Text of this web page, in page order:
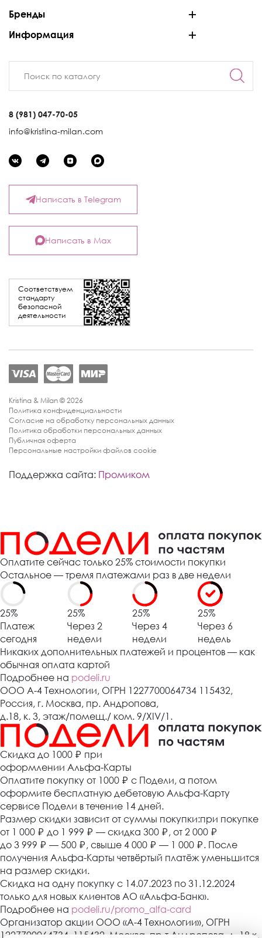
Бренды
Информация
8 (981) 047-70-05
info@kristina-milan.com
Соответствуем
стандарту
безопасной
деятельности
Написать в Telegram
Написать в Max
Kristina & Milan © 2026
Политика конфиденциальности
Согласие на обработку персональных данных
Политика обработки персональных данных
Публичная оферта
Персональные настройки файлов cookie
Поддержка сайта: Промиком
Оплатите сейчас только 25% стоимости покупки
Остальное — тремя платежами раз в две недели
25%
Платеж
сегодня
25%
Через 2
недели
25%
Через 4
недели
25%
Через 6
недель
Никаких дополнительных платежей и процентов — как
обычная оплата картой
Подробнее на podeli.ru
ООО А-4 Технологии, ОГРН 1227700064734 115432,
Россия, г. Москва, пр. Андропова,
д.18, к. 3, этаж/помещ./ ком. 9/XIV/1.
Cкидка до 1000 ₽ при
оформлении Альфа-Карты
Оплатите покупку от 1000 ₽ с Подели, а потом
оформите бесплатную дебетовую Альфа-Карту
сервисе Подели в течение 14 дней.
Размер скидки зависит от суммы покупки:при покупке
от 1 000 ₽ до 1 999 ₽ — скидка 300 ₽, от 2 000 ₽
до 3 999 ₽ — 500 ₽, свыше 4 000 ₽ — 1 000 ₽. После
получения Альфа-Карты четвёртый платёж уменьшится
на размер скидки.
Скидка на одну покупку с 14.07.2023 по 31.12.2024
только для новых клиентов АО «Альфа-Банк».
Подробнее на podeli.ru/promo_alfa-card
Организатор акции ООО «А-4 Технологии», ОГРН
1227700064734, 115432, Москва, пр-т Андропова, д. 18 к.